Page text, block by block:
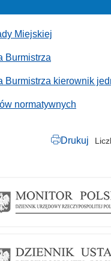
Miejskiej
Burmistrza
Burmistrza kierownik
normatywnych
Drukuj